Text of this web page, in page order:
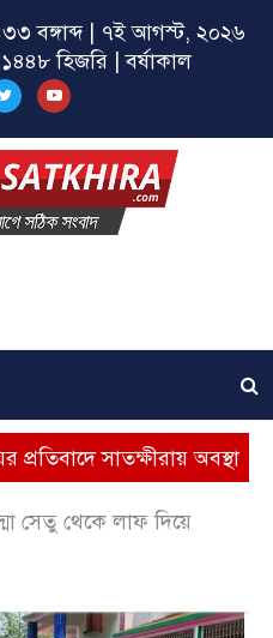
বঙ্গাব্দ | ৭ই আগস্ট, ২০২৬
হিজরি | বর্ষাকাল
অবস্থান কর্মসূচি
সেতু থেকে লাফ দি‌য়ে